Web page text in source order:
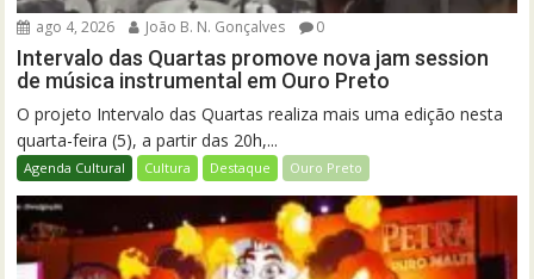
ago 4, 2026 João B. N. Gonçalves 0
Intervalo das Quartas promove nova jam session
de música instrumental em Ouro Preto
O projeto Intervalo das Quartas realiza mais uma edição nesta
quarta-feira (5), a partir das 20h,...
Agenda Cultural Cultura Destaque Ouro Preto